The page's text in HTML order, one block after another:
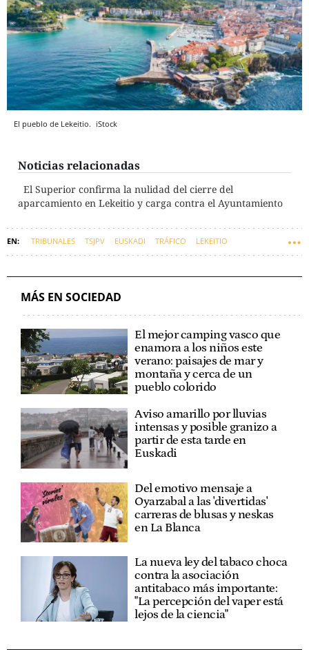
El pueblo de Lekeitio. iStock
Noticias relacionadas
El Superior confirma la nulidad del cierre del
aparcamiento en Lekeitio y carga contra el Ayuntamiento
TRIBUNALES TSJPV EUSKADI TRÁFICO LEKEITIO
MÁS EN SOCIEDAD
El mejor camping vasco que
enamora a los niños este
verano: paisajes de mar y
montaña y cerca de un
pueblo colorido
Aviso amarillo por lluvias
intensas y posible granizo a
partir de esta tarde en
Euskadi
Del emotivo mensaje a
Oyarzabal a las 'divertidas'
carreras de blusas y neskas
en La Blanca
La nueva ley del tabaco choca
contra la asociación
antitabaco más importante:
"La percepción del vaper está
lejos de la ciencia"